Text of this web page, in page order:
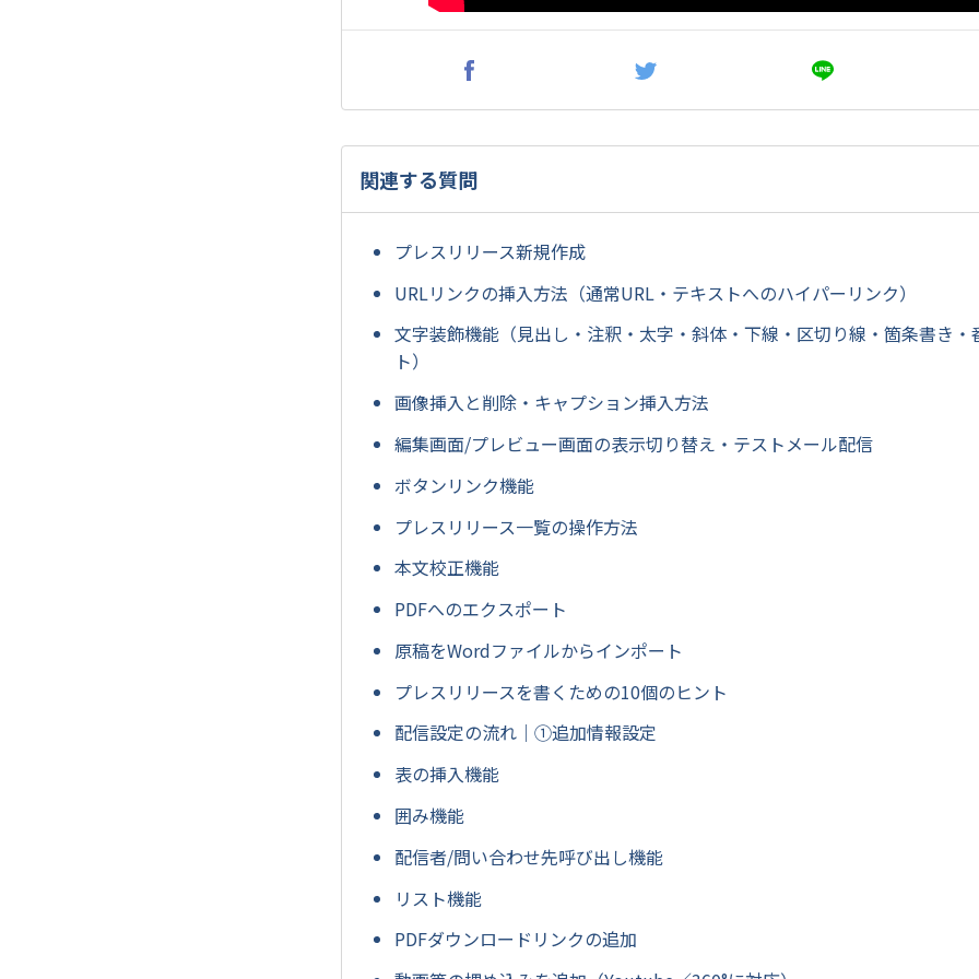
関連する質問
プレスリリース新規作成
URLリンクの挿入方法（通常URL・テキストへのハイパーリンク）
文字装飾機能（見出し・注釈・太字・斜体・下線・区切り線・箇条書き・
ト）
画像挿入と削除・キャプション挿入方法
編集画面/プレビュー画面の表示切り替え・テストメール配信
ボタンリンク機能
プレスリリース一覧の操作方法
本文校正機能
PDFへのエクスポート
原稿をWordファイルからインポート
プレスリリースを書くための10個のヒント
配信設定の流れ｜①追加情報設定
表の挿入機能
囲み機能
配信者/問い合わせ先呼び出し機能
リスト機能
PDFダウンロードリンクの追加